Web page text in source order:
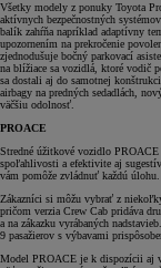
Všetky modely z ponuky Toyota
aktívnych bezpečnostných
balík zahŕňa napríklad adaptívny
upozornením na prekročenie
zjednodušuje bočný parkovací
na blížiace sa vozidlá, ktoré vodič
sa dostali aj do samotnej
airbagy na predných sedadlách,
väčšiu odolnosť.
PROACE
Stredné úžitkové vozidlo
spoľahlivosti a efektivite aj
vám pomôže zvládnuť každú úlohu.
Zákazníci si môžu vybrať z
pričom verzia Crew Cab pridáva
a na zákazku vyrábaných
9 pasažierov s výbavami
Model PROACE je k dispozícii aj